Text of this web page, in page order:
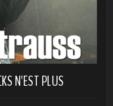
N'EST PLUS